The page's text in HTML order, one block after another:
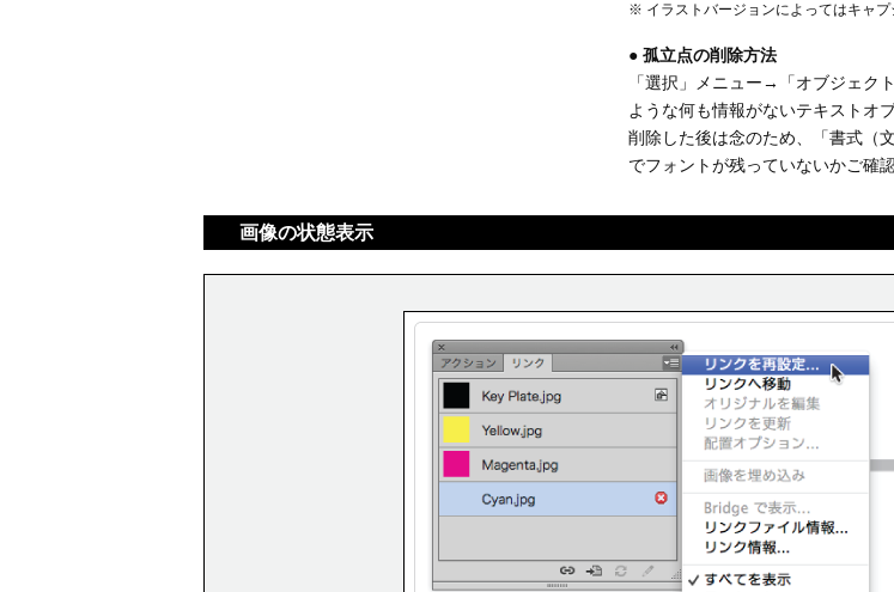
※ イラストバージョンによってはキャプ
● 孤立点の削除方法
「選択」メニュー→「オブジェク
ような何も情報がないテキストオ
削除した後は念のため、「書式（
でフォントが残っていないかご確認
画像の状態表示